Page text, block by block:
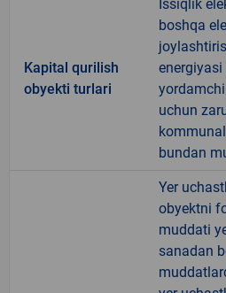
Kapital qurilish
obyekti turlari
Issiqlik
boshqa
uchun
bundan
Yer
obyektni
muddati
sanadan